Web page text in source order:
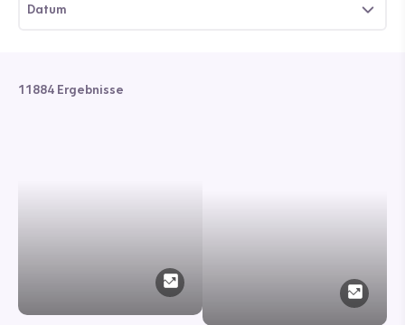
Datum
11884 Ergebnisse